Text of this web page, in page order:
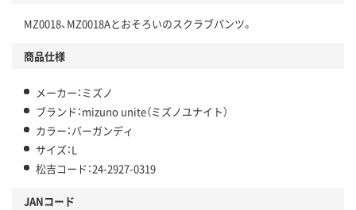
MZ0018、MZ0018Aとおそろいのスクラブパンツ。
商品仕様
メーカー：ミズノ
ブランド：mizuno unite（ミズノユナイト）
カラー：バーガンディ
サイズ：L
松吉コード：24-2927-0319
JANコード